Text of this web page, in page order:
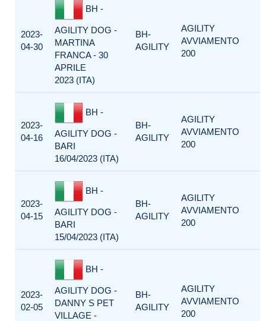
2023-
04-30
BH -
AGILITY DOG -
MARTINA
FRANCA - 30
APRILE
2023 (ITA)
BH-
AGILITY
AGILITY
AVVIAMENTO
200
2023-
04-16
BH -
AGILITY DOG -
BARI
16/04/2023 (ITA)
BH-
AGILITY
AGILITY
AVVIAMENTO
200
2023-
04-15
BH -
AGILITY DOG -
BARI
15/04/2023 (ITA)
BH-
AGILITY
AGILITY
AVVIAMENTO
200
2023-
02-05
BH -
AGILITY DOG -
DANNY S PET
VILLAGE -
BH-
AGILITY
AGILITY
AVVIAMENTO
200